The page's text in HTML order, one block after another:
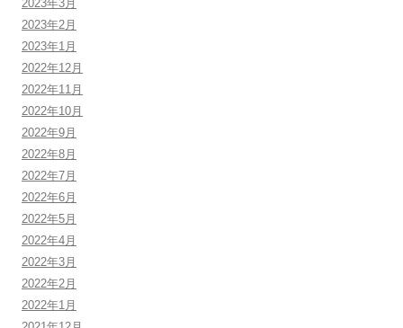
2023年3月
2023年2月
2023年1月
2022年12月
2022年11月
2022年10月
2022年9月
2022年8月
2022年7月
2022年6月
2022年5月
2022年4月
2022年3月
2022年2月
2022年1月